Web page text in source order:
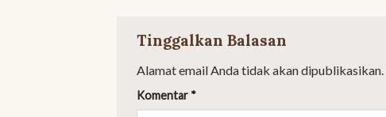
Tinggalkan Balasan
Alamat email Anda tidak akan dipublikasikan.
Komentar *